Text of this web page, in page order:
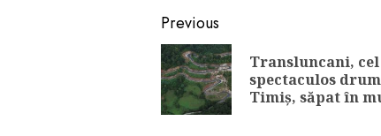
Continue
Reading
Previous
Transluncani,
spectaculos
Timiș, săpat în